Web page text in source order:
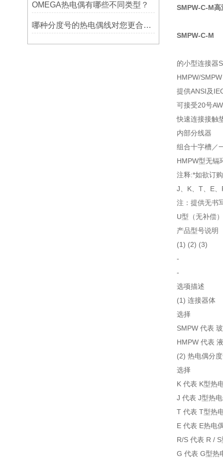
OMEGA热电偶有哪些不同类型？
哪种分度号的热电偶线对您更合用?
SMPW-C-M
SMPW-C-M
的小型连接器
HMPW/
提供ANSI及
可接受20号
快速连接接触
内部分线器
组合十字槽／
HMPW型无镉
注释:*如欲订
J、K、T、E
注：提供无书
U型（无补偿
产品型号说明
(1) (2) (3)
-
-
选项描述
(1) 连接器体
选择
SMPW 代表
HMPW 代表
(2) 热电偶分
选择
K 代表 K型热
J 代表 J型热
T 代表 T型热
E 代表 E热电
R/S 代表 R /
G 代表 G型热